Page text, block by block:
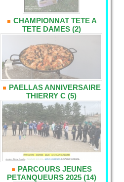
CHAMPIONNAT TETE A
TETE DAMES (2)
PAELLAS ANNIVERSAIRE
THIERRY C (5)
PARCOURS JEUNES
PETANQUEURS 2025 (14)